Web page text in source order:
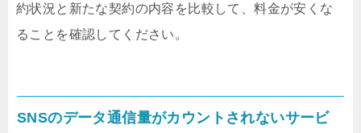
約状況と新たな契約の内容を比較して、料金が安くな
ることを確認してください。
SNSのデータ通信量がカウントされないサービ